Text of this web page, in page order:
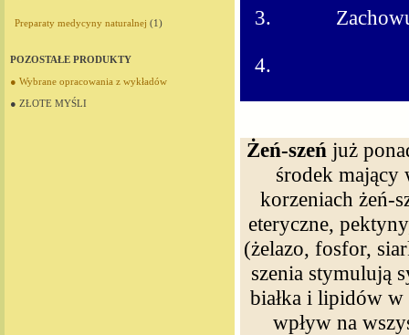
Preparaty medycyny naturalnej (1)
POZOSTAŁE PRODUKTY
● Wybrane opracowania z wykładów
● ZŁOTE MYŚLI
Żeń-szeń już
środek mający
korzeniach żeń-
eteryczne,
(żelazo, fosfor,
szenia stymulują
białka i lipidów
wpływ na